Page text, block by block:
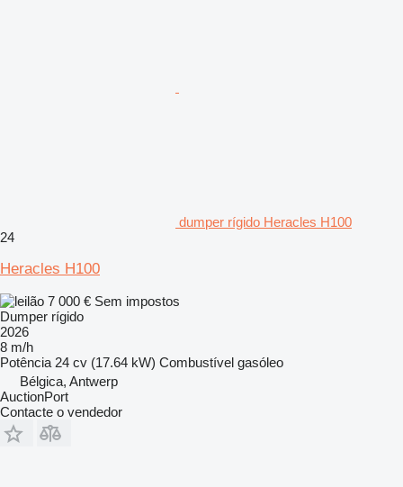
dumper rígido Heracles H100
24
Heracles H100
7 000 € Sem impostos
Dumper rígido
2026
8 m/h
Potência 24 cv (17.64 kW) Combustível gasóleo
Bélgica, Antwerp
AuctionPort
Contacte o vendedor